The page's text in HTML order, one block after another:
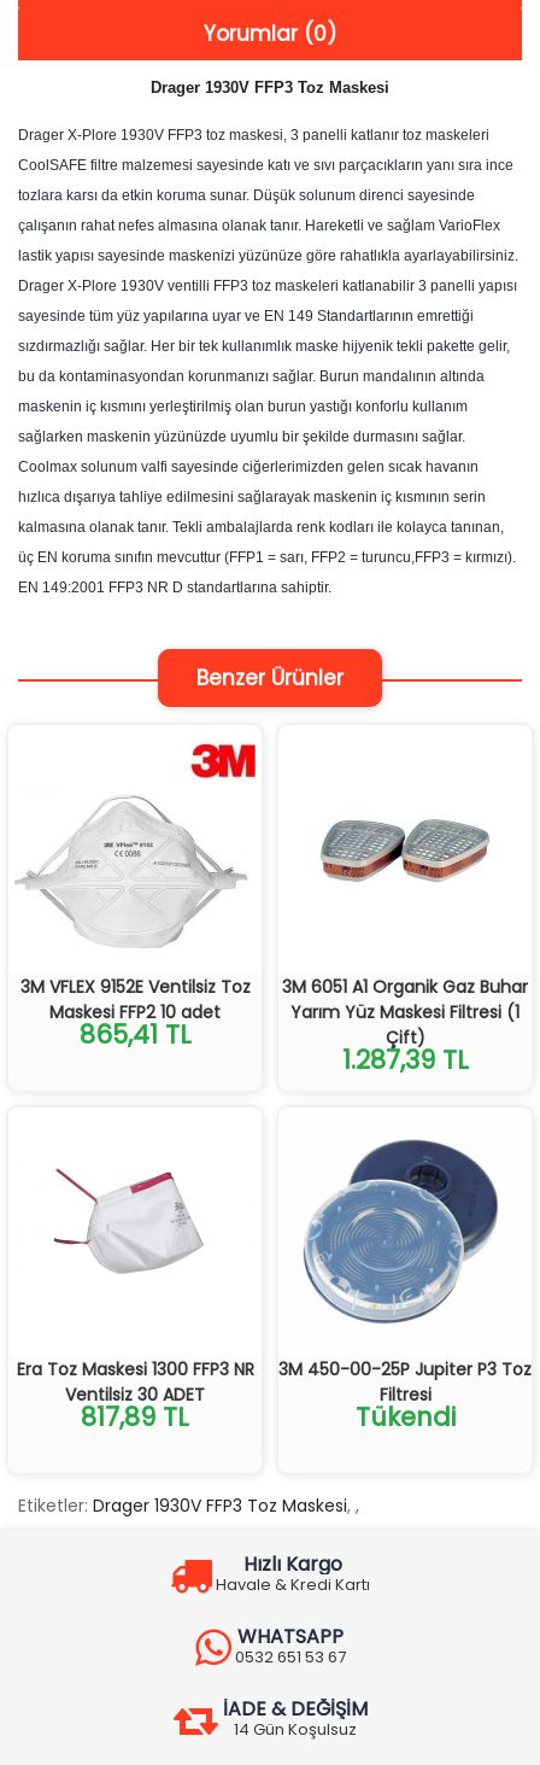
Yorumlar (0)
Drager 1930V FFP3 Toz Maskesi
Drager X-Plore 1930V FFP3 toz maskesi, 3 panelli katlanır toz maskeleri
CoolSAFE filtre malzemesi sayesinde katı ve sıvı parçacıkların yanı sıra ince
tozlara karsı da etkin koruma sunar. Düşük solunum direnci sayesinde
çalışanın rahat nefes almasına olanak tanır. Hareketli ve sağlam VarioFlex
lastik yapısı sayesinde maskenizi yüzünüze göre rahatlıkla ayarlayabilirsiniz.
Drager X-Plore 1930V ventilli FFP3 toz maskeleri katlanabilir 3 panelli yapısı
sayesinde tüm yüz yapılarına uyar ve EN 149 Standartlarının emrettiği
sızdırmazlığı sağlar. Her bir tek kullanımlık maske hijyenik tekli pakette gelir,
bu da kontaminasyondan korunmanızı sağlar. Burun mandalının altında
maskenin iç kısmını yerleştirilmiş olan burun yastığı konforlu kullanım
sağlarken maskenin yüzünüzde uyumlu bir şekilde durmasını sağlar.
Coolmax solunum valfi sayesinde ciğerlerimizden gelen sıcak havanın
hızlıca dışarıya tahliye edilmesini sağlarayak maskenin iç kısmının serin
kalmasına olanak tanır. Tekli ambalajlarda renk kodları ile kolayca tanınan,
üç EN koruma sınıfın mevcuttur (FFP1 = sarı, FFP2 = turuncu,FFP3 = kırmızı).
EN 149:2001 FFP3 NR D standartlarına sahiptir.
Benzer Ürünler
3M VFLEX 9152E Ventilsiz Toz
Maskesi FFP2 10 adet
865,41 TL
3M 6051 A1 Organik Gaz Buhar
Yarım Yüz Maskesi Filtresi (1
Çift)
1.287,39 TL
Era Toz Maskesi 1300 FFP3 NR
Ventilsiz 30 ADET
817,89 TL
3M 450-00-25P Jupiter P3 Toz
Filtresi
Tükendi
Etiketler: Drager 1930V FFP3 Toz Maskesi, ,
Hızlı Kargo
Havale & Kredi Kartı
WHATSAPP
0532 651 53 67
İADE & DEĞİŞİM
14 Gün Koşulsuz